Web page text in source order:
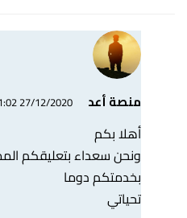
منصة أعد 27/12/2020 1:02 ص
أهلا بكم
ونحن سعداء بتعليقكم
بخدمتكم دوما
تحياتي